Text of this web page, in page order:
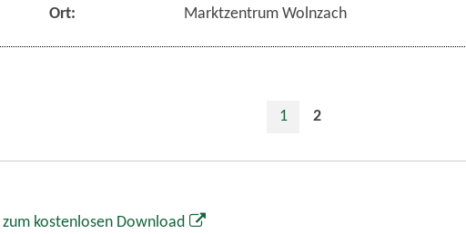
Ort:
Marktzentrum Wolnzach
1 2
kostenlosen Download